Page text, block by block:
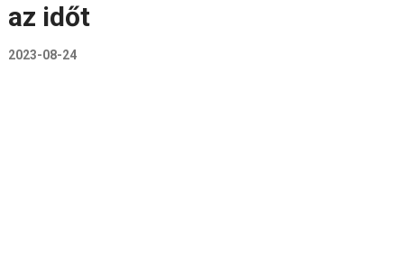
az időt
2023-08-24